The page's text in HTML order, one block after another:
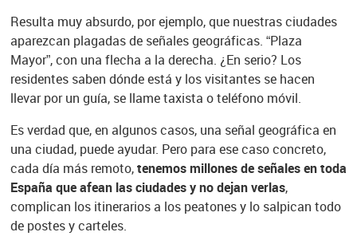
Resulta muy absurdo, por ejemplo, que nuestras ciudades
aparezcan plagadas de señales geográficas. “Plaza
Mayor”, con una flecha a la derecha. ¿En serio? Los
residentes saben dónde está y los visitantes se hacen
llevar por un guía, se llame taxista o teléfono móvil.
Es verdad que, en algunos casos, una señal geográfica en
una ciudad, puede ayudar. Pero para ese caso concreto,
cada día más remoto,tenemos millones de señales en toda
España que afean las ciudades y no dejan verlas,
complican los itinerarios a los peatones y lo salpican todo
de postes y carteles.